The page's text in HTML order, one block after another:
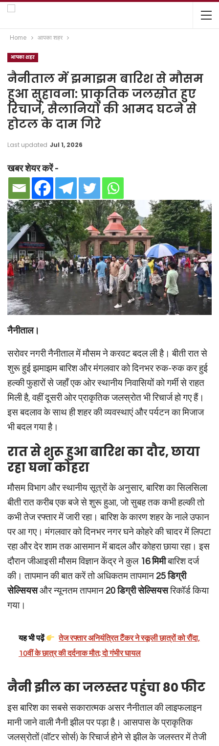
Home आपका शहर
आपका शहर
नैनीताल में झमाझम बारिश से मौसम
हुआ सुहावना: प्राकृतिक जलस्रोत हुए
रिचार्ज, सैलानियों की आमद घटने से
होटल के दाम गिरे
Last updated Jul 1, 2026
खबर शेयर करें -
नैनीताल।
सरोवर नगरी नैनीताल में मौसम ने करवट बदल ली है। बीती रात से
शुरू हुई झमाझम बारिश और मंगलवार को दिनभर रुक-रुक कर हुई
हल्की फुहारों से जहाँ एक ओर स्थानीय निवासियों को गर्मी से राहत
मिली है, वहीं दूसरी ओर प्राकृतिक जलस्रोत भी रिचार्ज हो गए हैं।
इस बदलाव के साथ ही शहर की व्यवस्थाएं और पर्यटन का मिजाज
भी बदल गया है।
रात से शुरू हुआ बारिश का दौर, छाया
रहा घना कोहरा
मौसम विभाग और स्थानीय सूत्रों के अनुसार, बारिश का सिलसिला
बीती रात करीब एक बजे से शुरू हुआ, जो सुबह तक कभी हल्की तो
कभी तेज रफ्तार में जारी रहा। बारिश के कारण शहर के नाले उफान
पर आ गए। मंगलवार को दिनभर नगर घने कोहरे की चादर में लिपटा
रहा और देर शाम तक आसमान में बादल और कोहरा छाया रहा। इस
दौरान जीआइसी मौसम विज्ञान केंद्र ने कुल 16 मिमीबारिश दर्ज
की। तापमान की बात करें तो अधिकतम तापमान 25 डिग्री
सेल्सियसऔर न्यूनतम तापमान 20 डिग्री सेल्सियसरिकॉर्ड किया
गया।
यह भी पढ़ें
तेज रफ्तार अनियंत्रित टैंकर ने स्कूली छात्रों को रौंदा,
10वीं के छात्र की दर्दनाक मौत; दो गंभीर घायल
नैनी झील का जलस्तर पहुंचा 80 फीट
इस बारिश का सबसे सकारात्मक असर नैनीताल की लाइफलाइन
मानी जाने वाली नैनी झील पर पड़ा है। आसपास के प्राकृतिक
जलस्रोतों (वॉटर सोर्स) के रिचार्ज होने से झील के जलस्तर में तेजी